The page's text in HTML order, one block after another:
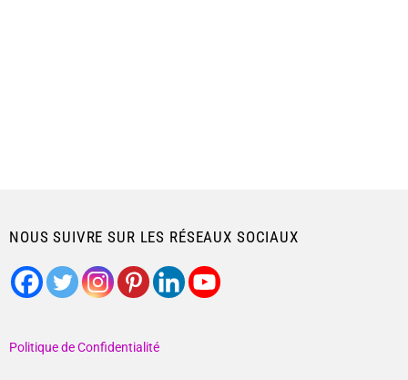
NOUS SUIVRE SUR LES RÉSEAUX SOCIAUX
Politique de Confidentialité